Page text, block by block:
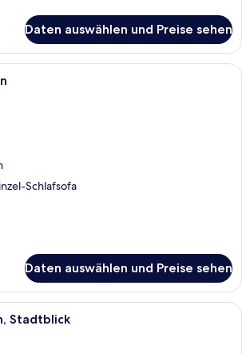
Daten auswählen und Preise sehen
Ein Hotelzimmer mit einem großen
Schlafsofa
Daten auswählen und Preise sehen
Ein Schlafzimmer mit Bett,
Stadtblick